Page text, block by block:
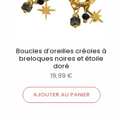
Boucles d’oreilles créoles à
breloques noires et étoile
doré
19,99 €
AJOUTER AU PANIER